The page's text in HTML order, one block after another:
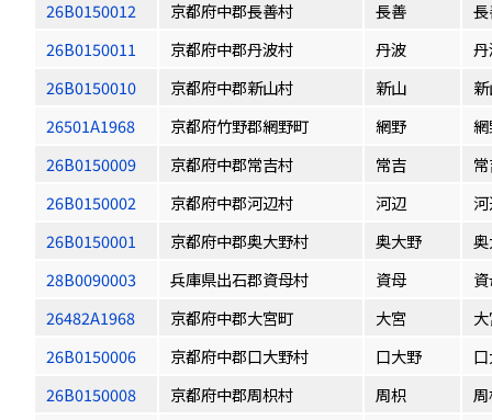
26B0150012
京都府中郡長善村 長善
26B0150011
京都府中郡丹波村 丹波
26B0150010
京都府中郡新山村 新山
26501A1968
京都府竹野郡網野町 網野
26B0150009
京都府中郡常吉村 常吉
26B0150002
京都府中郡河辺村 河辺
26B0150001
京都府中郡奥大野村 奥大野
28B0090003
兵庫県出石郡資母村 資母
26482A1968
京都府中郡大宮町 大宮
26B0150006
京都府中郡口大野村 口大野
26B0150008
京都府中郡周枳村 周枳